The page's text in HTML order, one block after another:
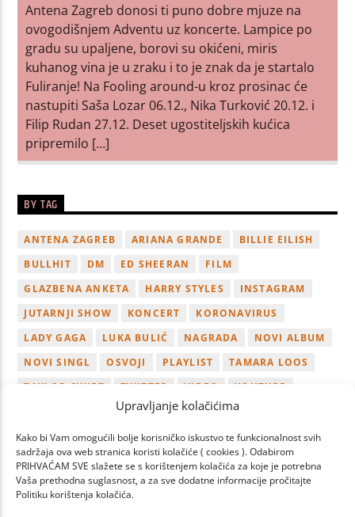
Upravljanje kolačićima
Kako bi Vam omogućili bolje korisničko iskustvo te funkcionalnost svih
sadržaja ova web stranica koristi kolačiće ( cookies ). Odabirom
PRIHVAĆAM SVE slažete se s korištenjem kolačića za koje je potrebna
Vaša prethodna suglasnost, a za sve dodatne informacije pročitajte
Politiku korištenja kolačića.
Antena Zagreb donosi ti puno dobre mjuze na
ovogodišnjem Adventu uz koncerte. Lampice po
gradu su upaljene, borovi su okićeni, miris
kuhanog vina je u zraku i to je znak da je startalo
Fuliranje! Na Fooling around-u kroz prosinac će
nastupiti Saša Lozar 06.12., Nika Turković 20.12. i
Filip Rudan 27.12. Deset ugostiteljskih kućica
pripremilo […]
BY TAG
ANTENA ZAGREB ARIANA GRANDE
BILLIE EILISH
BULLHIT
DM ED SHEERAN
FILM
GLAZBENA ANKETA
HARRY STYLES
INSTAGRAM
JUTARNJI SHOW
KONCERT
KORONAVIRUS
LADY GAGA
LUKA BULIĆ NAGRADA
NOVI ALBUM
NOVI SINGL
OSVOJI PLAYLIST
TAMARA LOOS
TAYLOR SWIFT
TWITTER VIDEO
YOUTUBE